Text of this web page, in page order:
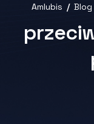
Amlubis Blog